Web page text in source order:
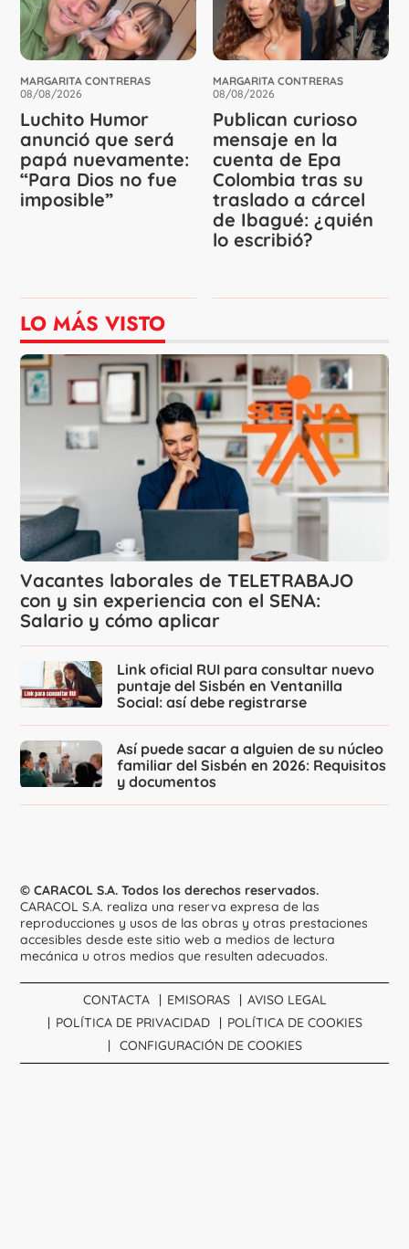
MARGARITA CONTRERAS
08/08/2026
Luchito Humor
anunció que será
papá nuevamente:
“Para Dios no fue
imposible”
MARGARITA CONTRERAS
08/08/2026
Publican curioso
mensaje en la
cuenta de Epa
Colombia tras su
traslado a cárcel
de Ibagué: ¿quién
lo escribió?
LO MÁS VISTO
Vacantes laborales de TELETRABAJO
con y sin experiencia con el SENA:
Salario y cómo aplicar
Link oficial RUI para consultar nuevo
puntaje del Sisbén en Ventanilla
Social: así debe registrarse
Así puede sacar a alguien de su núcleo
familiar del Sisbén en 2026: Requisitos
y documentos
© CARACOL S.A. Todos los derechos reservados.
CARACOL S.A. realiza una reserva expresa de las
reproducciones y usos de las obras y otras prestaciones
accesibles desde este sitio web a medios de lectura
mecánica u otros medios que resulten adecuados.
CONTACTA EMISORAS
AVISO LEGAL
POLÍTICA DE PRIVACIDAD
POLÍTICA DE COOKIES
CONFIGURACIÓN DE COOKIES